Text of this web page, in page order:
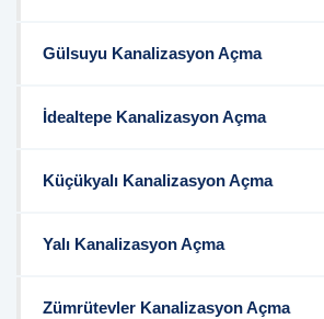
Gülsuyu Kanalizasyon Açma
İdealtepe Kanalizasyon Açma
Küçükyalı Kanalizasyon Açma
Yalı Kanalizasyon Açma
Zümrütevler Kanalizasyon Açma